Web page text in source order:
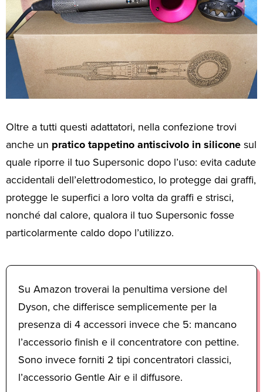
Oltre a tutti questi adattatori, nella confezione trovi
anche un pratico tappetino antiscivolo in siliconesul
quale riporre il tuo Supersonic dopo l’uso: evita cadute
accidentali dell’elettrodomestico, lo protegge dai graffi,
protegge le superfici a loro volta da graffi e strisci,
nonché dal calore, qualora il tuo Supersonic fosse
particolarmente caldo dopo l’utilizzo.
Su Amazon troverai la penultima versione del
Dyson, che differisce semplicemente per la
presenza di 4 accessori invece che 5: mancano
l’accessorio finish e il concentratore con pettine.
Sono invece forniti 2 tipi concentratori classici,
l’accessorio Gentle Air e il diffusore.